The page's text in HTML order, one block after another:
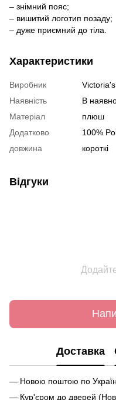
– знімний пояс;
– вишитий логотип позаду;
– дуже приємний до тіла.
Характеристики
Виробник
Наявність
В
Матеріал
плюш
Додатково
100%
довжина
короткі
Відгуки
Доставка
— Новою поштою по Україні
— Кур'єром до дверей